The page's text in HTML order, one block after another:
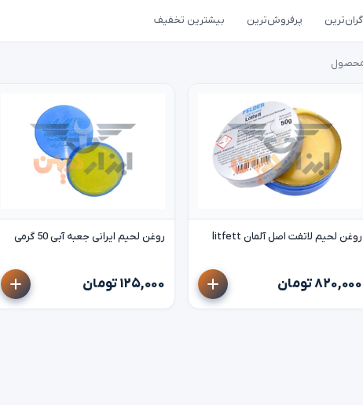
گران‌ترین پرفروش‌ترین بیشترین تخفیف
روغن لحیم لاتفت اصل آلمان litfett
۸۲۰,۰۰۰ تومان
روغن لحیم ایرانی جعبه آبی 50 گرمی
۱۲۵,۰۰۰ تومان